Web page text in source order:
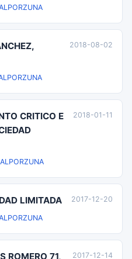
PORZUNA
PORZUNA
2018-08-02
CRITICO E
PORZUNA
2018-01-11
LIMITADA
PORZUNA
2017-12-20
ROMERO 71, 2017-12-14